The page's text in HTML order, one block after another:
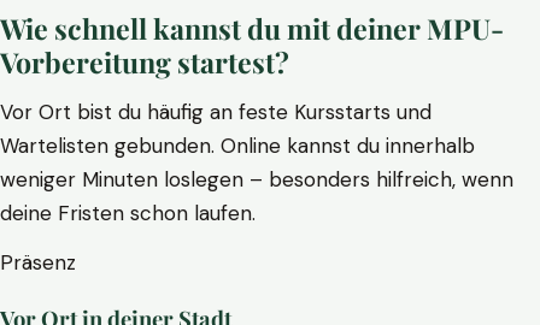
Wie schnell kannst du mit deiner MPU-
Vorbereitung startest?
Vor Ort bist du häufig an feste Kursstarts und
Wartelisten gebunden. Online kannst du innerhalb
weniger Minuten loslegen – besonders hilfreich, wenn
deine Fristen schon laufen.
Präsenz
Vor Ort in deiner Stadt